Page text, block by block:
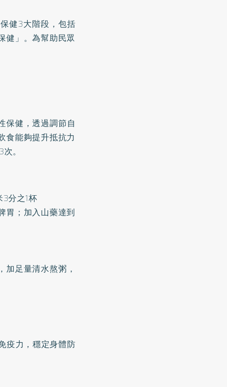
健3大階段，包括
健」。為幫助民眾
保健，透過調節自
食能夠提升抵抗力
。
分之1杯
胃；加入山藥達到
加足量清水熬粥，
疫力，穩定身體防